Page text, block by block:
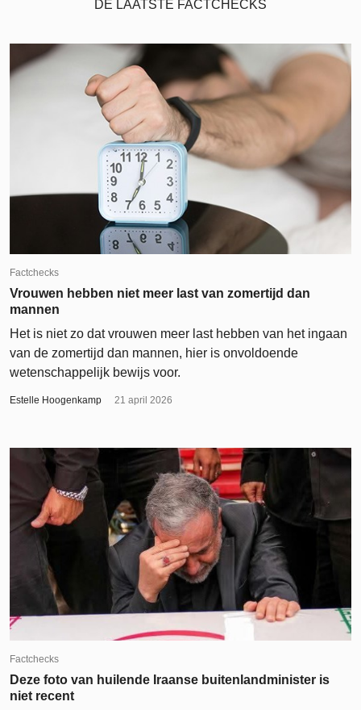
DE LAATSTE FACTCHECKS
Factchecks
Vrouwen hebben niet meer last van zomertijd dan
mannen
Het is niet zo dat vrouwen meer last hebben van het ingaan
van de zomertijd dan mannen, hier is onvoldoende
wetenschappelijk bewijs voor.
Estelle Hoogenkamp 21 april 2026
Factchecks
Deze foto van huilende Iraanse buitenlandminister is
niet recent